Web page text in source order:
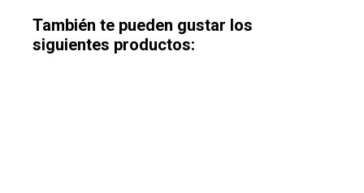
También te pueden gustar los
siguientes productos: